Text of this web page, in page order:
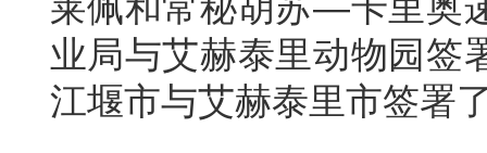
业局与艾赫泰里动物园签
江堰市与艾赫泰里市签署